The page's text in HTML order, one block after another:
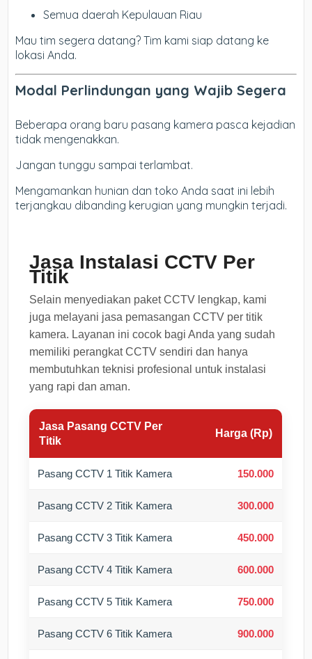
Semua daerah Kepulauan Riau
Mau tim segera datang? Tim kami siap datang ke
lokasi Anda.
Modal Perlindungan yang Wajib Segera
Beberapa orang baru pasang kamera pasca kejadian
tidak mengenakkan.
Jangan tunggu sampai terlambat.
Mengamankan hunian dan toko Anda saat ini lebih
terjangkau dibanding kerugian yang mungkin terjadi.
Jasa Instalasi CCTV Per
Titik
Selain menyediakan paket CCTV lengkap, kami
juga melayani jasa pemasangan CCTV per titik
kamera. Layanan ini cocok bagi Anda yang sudah
memiliki perangkat CCTV sendiri dan hanya
membutuhkan teknisi profesional untuk instalasi
yang rapi dan aman.
Jasa Pasang CCTV Per
Titik
Harga (Rp)
Pasang CCTV 1 Titik Kamera 150.000
Pasang CCTV 2 Titik Kamera 300.000
Pasang CCTV 3 Titik Kamera 450.000
Pasang CCTV 4 Titik Kamera 600.000
Pasang CCTV 5 Titik Kamera 750.000
Pasang CCTV 6 Titik Kamera 900.000